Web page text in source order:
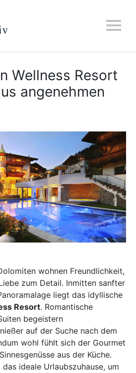
Wellness Resort
angenehmen
wohnen Freundlichkeit,
zum Detail. Inmitten sanfter
liegt das idyllische
Resort. Romantische
begeistern
auf der Suche nach dem
wohl fühlt sich der Gourmet
aus der Küche.
ideale Urlaubszuhause, um